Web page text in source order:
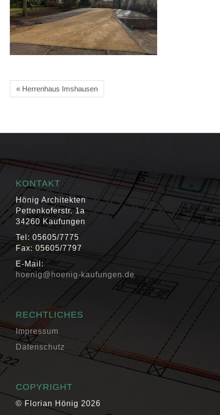
« Herrenhaus Imshausen
KONTAKT
Hönig Architekten
Pettenkoferstr. 1a
34260 Kaufungen
Tel: 05605/7775
Fax: 05605/7797
E-Mail:
hoenig@hoenig-kaufungen.de
RECHTLICHES
Impressum
Datenschutz
COPYRIGHT
© Florian Hönig 2026